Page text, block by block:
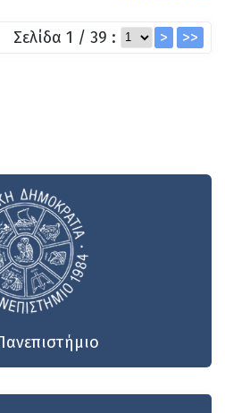
Σελίδα 1 / 39 : > >>